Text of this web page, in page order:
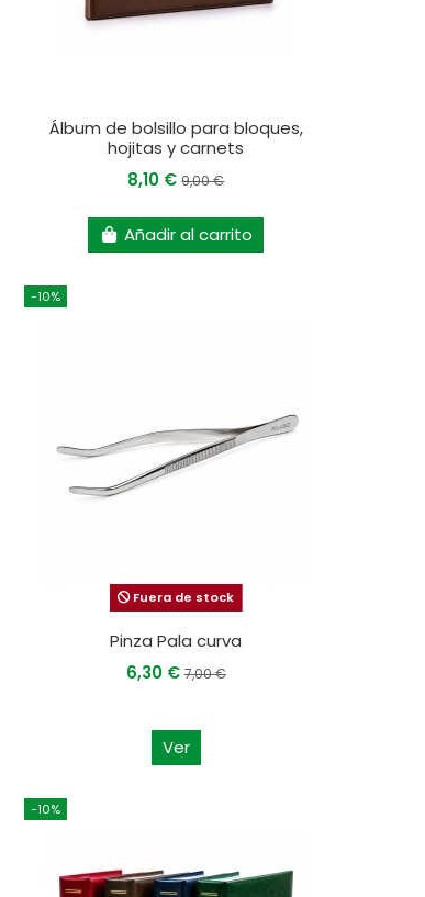
Álbum de bolsillo para bloques,
hojitas y carnets
8,10 €9,00 €
Añadir al carrito
-10%
Fuera de stock
Pinza Pala curva
6,30 €7,00 €
Ver
-10%